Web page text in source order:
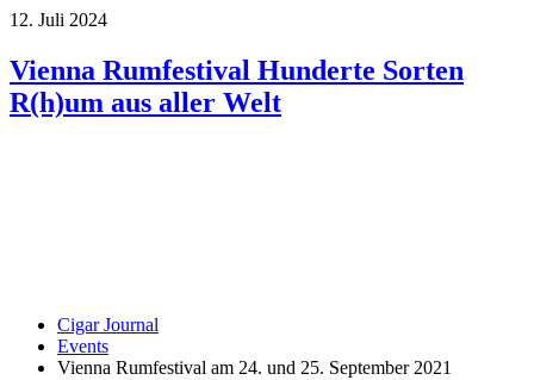
12. Juli 2024
Vienna Rumfestival Hunderte Sorten
R(h)um aus aller Welt
Cigar Journal
Events
Vienna Rumfestival am 24. und 25. September 2021